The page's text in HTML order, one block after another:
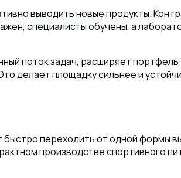
выводить новые продукты.
специалисты обучены, а
поток задач, расширяет портфель
делает площадку сильнее и
переходить от одной формы
производстве спортивного